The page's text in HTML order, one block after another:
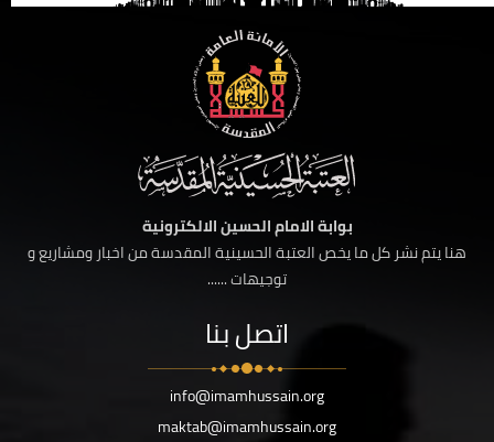
بوابة الامام الحسين الالكترونية
هنا يتم نشر كل ما يخص العتبة الحسينية المقدسة من اخبار ومشاريع و
توجيهات ......
اتصل بنا
info@imamhussain.org
maktab@imamhussain.org